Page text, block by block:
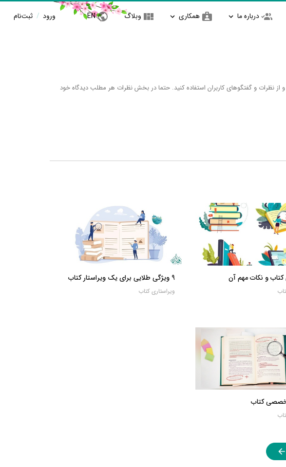
درباره ما همکاری وبلاگ EN ورود / ثبت‌نام
و گفتگوهای کاربران استفاده کنید. حتما در بخش نظرات هر مطلب دیدگاه خود
کتاب و نکات مهم آن 9 ویژگی طلایی برای یک ویراستار کتاب
ویراستاری کتاب
کتاب